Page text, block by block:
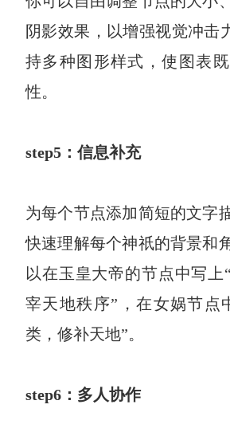
阴影效果，以增强视觉冲击
持多种图形样式，使图表
性。
step5：信息补充
为每个节点添加简短的文字
快速理解每个神祇的背景和
以在玉皇大帝的节点中写上
宰天地秩序”，在女娲节点
类，修补天地”。
step6：多人协作